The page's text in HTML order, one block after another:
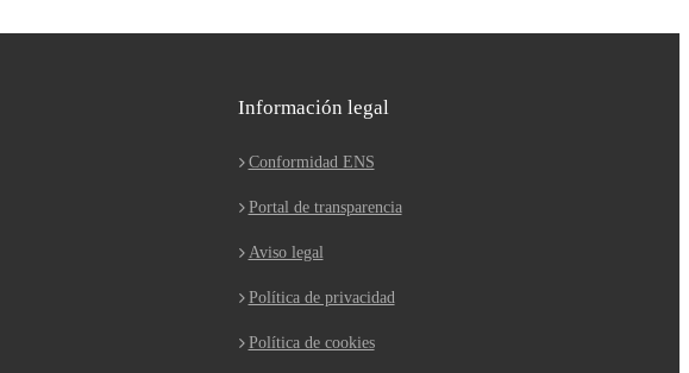
Información legal
Conformidad ENS
Portal de transparencia
Aviso legal
Política de privacidad
Política de cookies